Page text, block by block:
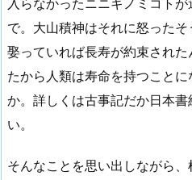
で。大山積神はそれに怒った
娶っていれば長寿が約束され
たから人類は寿命を持つこと
か。詳しくは古事記だか日本
い。
そんなことを思い出しながら、